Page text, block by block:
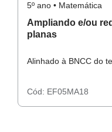
Atividades impressas
5º ano • Matemática
Ampliando e/ou
planas
Alinhado à BNCC do
Cód: EF05MA18